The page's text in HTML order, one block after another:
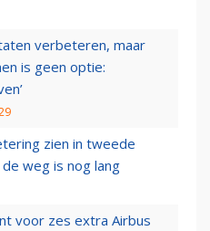
verbeteren, maar
is geen optie:
zien in tweede
weg is nog lang
voor zes extra Airbus